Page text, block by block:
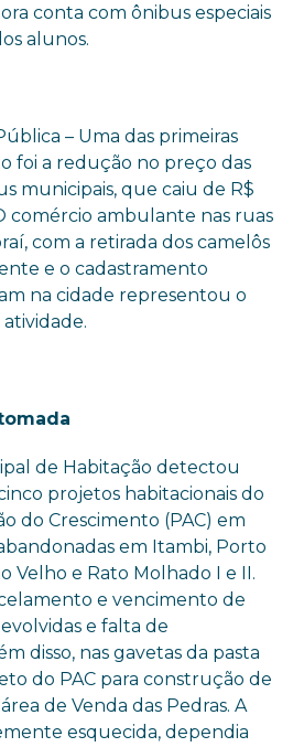
conta com ônibus especiais
alunos.
– Uma das primeiras
foi a redução no preço das
municipais, que caiu de R$
comércio ambulante nas ruas
com a retirada dos camelôs
e o cadastramento
na cidade representou o
de Habitação detectou
projetos habitacionais do
do Crescimento (PAC) em
em Itambi, Porto
Velho e Rato Molhado I e II.
e vencimento de
e falta de
disso, nas gavetas da pasta
do PAC para construção de
de Venda das Pedras. A
esquecida, dependia